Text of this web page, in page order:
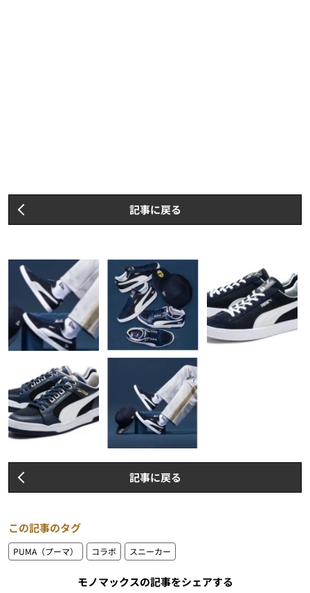
記事に戻る
記事に戻る
この記事のタグ
PUMA（プーマ） コラボ スニーカー
モノマックスの記事をシェアする